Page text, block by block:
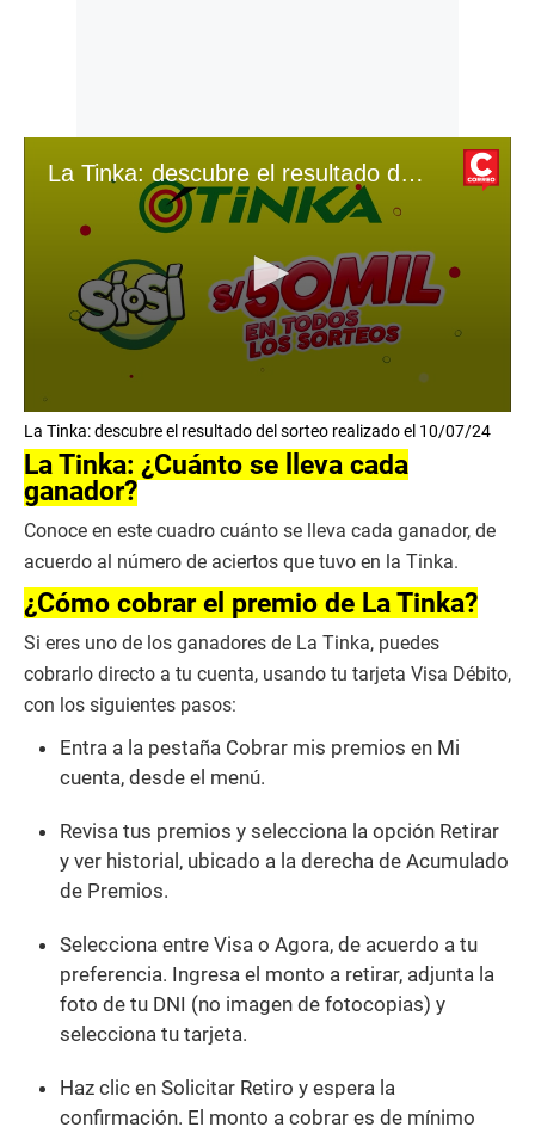
La Tinka: descubre el resultado del sorteo realizado el 10/07/24
s
e
c
o
d
s
o
f
3
i
n
u
t
La Tinka: descubre el resultado del sorteo realizado el 10/07/24
La Tinka: ¿Cuánto se lleva cada
ganador?
Conoce en este cuadro cuánto se lleva cada ganador, de
acuerdo al número de aciertos que tuvo en la Tinka.
¿Cómo cobrar el premio de La Tinka?
Si eres uno de los ganadores de La Tinka, puedes
cobrarlo directo a tu cuenta, usando tu tarjeta Visa Débito,
con los siguientes pasos:
Entra a la pestaña Cobrar mis premios en Mi
cuenta, desde el menú.
Revisa tus premios y selecciona la opción Retirar
y ver historial, ubicado a la derecha de Acumulado
de Premios.
Selecciona entre Visa o Agora, de acuerdo a tu
preferencia. Ingresa el monto a retirar, adjunta la
foto de tu DNI (no imagen de fotocopias) y
selecciona tu tarjeta.
Haz clic en Solicitar Retiro y espera la
confirmación. El monto a cobrar es de mínimo